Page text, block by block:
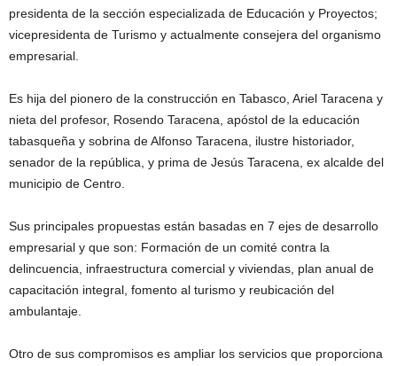
presidenta de la sección especializada de Educación y Proyectos;
vicepresidenta de Turismo y actualmente consejera del organismo
empresarial.
Es hija del pionero de la construcción en Tabasco, Ariel Taracena y
nieta del profesor, Rosendo Taracena, apóstol de la educación
tabasqueña y sobrina de Alfonso Taracena, ilustre historiador,
senador de la república, y prima de Jesús Taracena, ex alcalde del
municipio de Centro.
Sus principales propuestas están basadas en 7 ejes de desarrollo
empresarial y que son: Formación de un comité contra la
delincuencia, infraestructura comercial y viviendas, plan anual de
capacitación integral, fomento al turismo y reubicación del
ambulantaje.
Otro de sus compromisos es ampliar los servicios que proporciona